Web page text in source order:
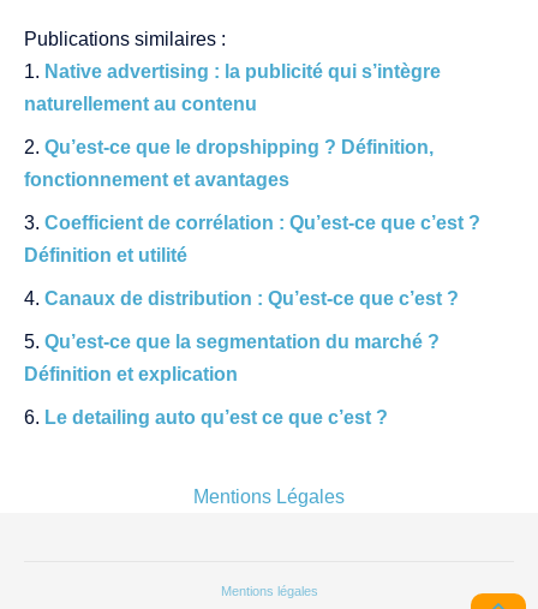
Publications similaires :
Native advertising : la publicité qui s’intègre
naturellement au contenu
Qu’est-ce que le dropshipping ? Définition,
fonctionnement et avantages
Coefficient de corrélation : Qu’est-ce que c’est ?
Définition et utilité
Canaux de distribution : Qu’est-ce que c’est ?
Qu’est-ce que la segmentation du marché ?
Définition et explication
Le detailing auto qu’est ce que c’est ?
Mentions Légales
Mentions légales